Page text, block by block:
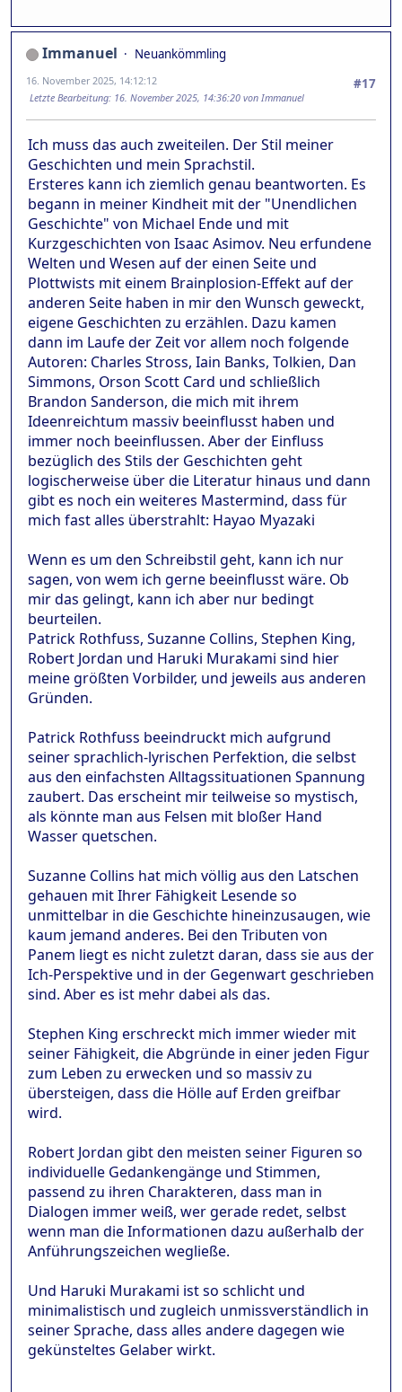
Immanuel
Neuankömmling
#17
16. November 2025, 14:12:12
Letzte Bearbeitung: 16. November 2025, 14:36:20 von Immanuel
Ich muss das auch zweiteilen. Der Stil meiner
Geschichten und mein Sprachstil.
Ersteres kann ich ziemlich genau beantworten. Es
begann in meiner Kindheit mit der "Unendlichen
Geschichte" von Michael Ende und mit
Kurzgeschichten von Isaac Asimov. Neu erfundene
Welten und Wesen auf der einen Seite und
Plottwists mit einem Brainplosion-Effekt auf der
anderen Seite haben in mir den Wunsch geweckt,
eigene Geschichten zu erzählen. Dazu kamen
dann im Laufe der Zeit vor allem noch folgende
Autoren: Charles Stross, Iain Banks, Tolkien, Dan
Simmons, Orson Scott Card und schließlich
Brandon Sanderson, die mich mit ihrem
Ideenreichtum massiv beeinflusst haben und
immer noch beeinflussen. Aber der Einfluss
bezüglich des Stils der Geschichten geht
logischerweise über die Literatur hinaus und dann
gibt es noch ein weiteres Mastermind, dass für
mich fast alles überstrahlt: Hayao Myazaki
Wenn es um den Schreibstil geht, kann ich nur
sagen, von wem ich gerne beeinflusst wäre. Ob
mir das gelingt, kann ich aber nur bedingt
beurteilen.
Patrick Rothfuss, Suzanne Collins, Stephen King,
Robert Jordan und Haruki Murakami sind hier
meine größten Vorbilder, und jeweils aus anderen
Gründen.
Patrick Rothfuss beeindruckt mich aufgrund
seiner sprachlich-lyrischen Perfektion, die selbst
aus den einfachsten Alltagssituationen Spannung
zaubert. Das erscheint mir teilweise so mystisch,
als könnte man aus Felsen mit bloßer Hand
Wasser quetschen.
Suzanne Collins hat mich völlig aus den Latschen
gehauen mit Ihrer Fähigkeit Lesende so
unmittelbar in die Geschichte hineinzusaugen, wie
kaum jemand anderes. Bei den Tributen von
Panem liegt es nicht zuletzt daran, dass sie aus der
Ich-Perspektive und in der Gegenwart geschrieben
sind. Aber es ist mehr dabei als das.
Stephen King erschreckt mich immer wieder mit
seiner Fähigkeit, die Abgründe in einer jeden Figur
zum Leben zu erwecken und so massiv zu
übersteigen, dass die Hölle auf Erden greifbar
wird.
Robert Jordan gibt den meisten seiner Figuren so
individuelle Gedankengänge und Stimmen,
passend zu ihren Charakteren, dass man in
Dialogen immer weiß, wer gerade redet, selbst
wenn man die Informationen dazu außerhalb der
Anführungszeichen wegließe.
Und Haruki Murakami ist so schlicht und
minimalistisch und zugleich unmissverständlich in
seiner Sprache, dass alles andere dagegen wie
gekünsteltes Gelaber wirkt.